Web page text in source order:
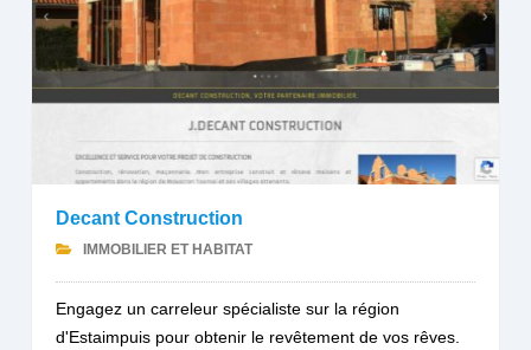
Decant Construction
IMMOBILIER ET HABITAT
Engagez un carreleur spécialiste sur la région
d'Estaimpuis pour obtenir le revêtement de vos rêves.